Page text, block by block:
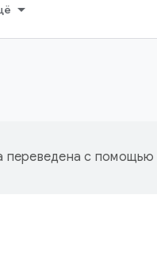
переведена с помощью